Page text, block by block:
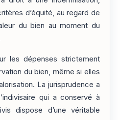
d’équité, au regard de
du bien au moment du
les dépenses strictement
du bien, même si elles
La jurisprudence a
qui a conservé à
dispose d’une véritable